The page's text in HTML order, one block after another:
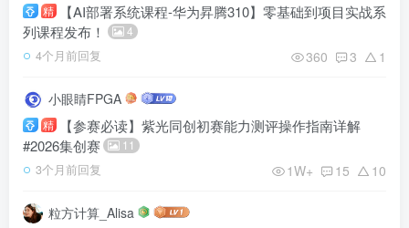
精
【AI部署系统课程-华为昇腾310】零基础到项目实战系
列课程发布！
4
4个月前回复 360 3 1
小眼睛FPGA
精
【参赛必读】紫光同创初赛能力测评操作指南详解
#2026集创赛
11
3个月前回复 1W+ 15 10
粒方计算_Alisa